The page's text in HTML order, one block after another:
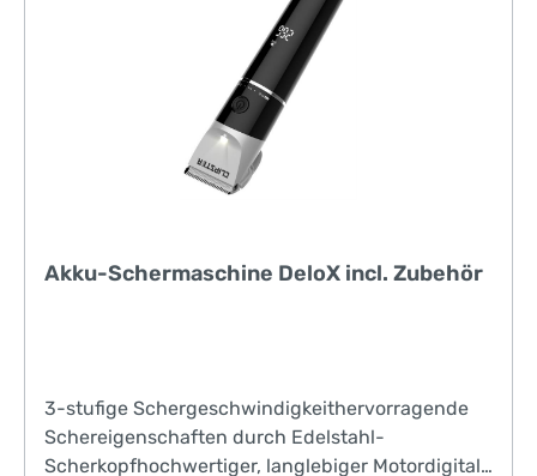
Akku-Schermaschine DeloX incl. Zubehör
3-stufige Schergeschwindigkeithervorragende
Schereigenschaften durch Edelstahl-
Scherkopfhochwertiger, langlebiger Motordigitale